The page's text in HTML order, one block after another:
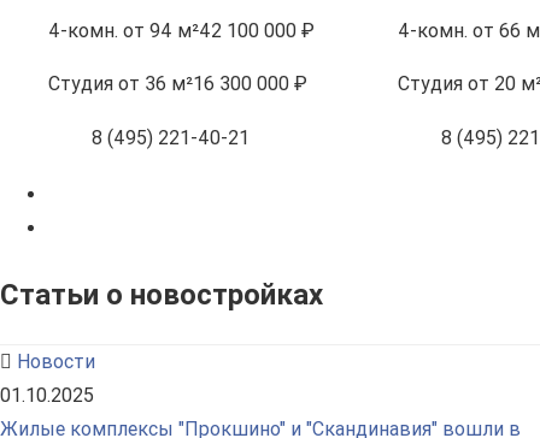
4-комн. от 94 м²42 100 000 ₽
Студия от 36 м²16 300 000 ₽
8 (495) 221-40-21
4-комн. от 66
Студия от 20
8 (495)
Статьи о новостройках
Новости
01.10.2025
Жилые комплексы "Прокшино" и "Скандинавия" вошли в